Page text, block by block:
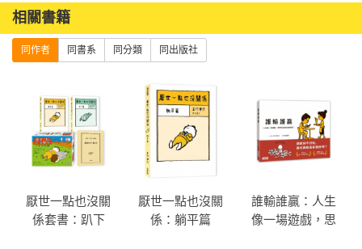
相關書籍
同作者 同書系 同分類 同出版社
厭世一點也沒關
係套書：趴下
厭世一點也沒關
係：躺平篇
誰輸誰贏：人生
像一場遊戲，思